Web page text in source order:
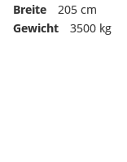
Breite
205 cm
Gewicht
3500 kg